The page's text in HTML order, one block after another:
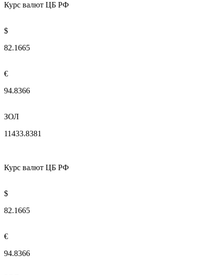
Курс валют ЦБ РФ
$
82.1665
€
94.8366
ЗОЛ
11433.8381
Курс валют ЦБ РФ
$
82.1665
€
94.8366